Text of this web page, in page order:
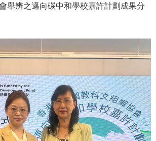
舉辨之邁向碳中和學校嘉許計劃成果分